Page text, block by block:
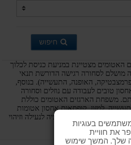
בעוגיות
את חוויית
שלך. המשך שימוש
חיפוש
האטומים מצטיינת במניעת כניסת לכלוך
מושלם לסחורה רגישה הדורשת תנאי
האופנה, התעשייה). בנוסף,
טובים לעבודה עם נוזלים וסחורה
משפחת הארגזים האטומים כוללת
למזון. קופסאות אחסון אטומות
מכסה מתאים וכן אופציה לנעילה וזיהוי